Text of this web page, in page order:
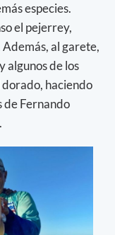
especies.
el pejerrey,
al garete,
algunos de los
dorado, haciendo
de Fernando